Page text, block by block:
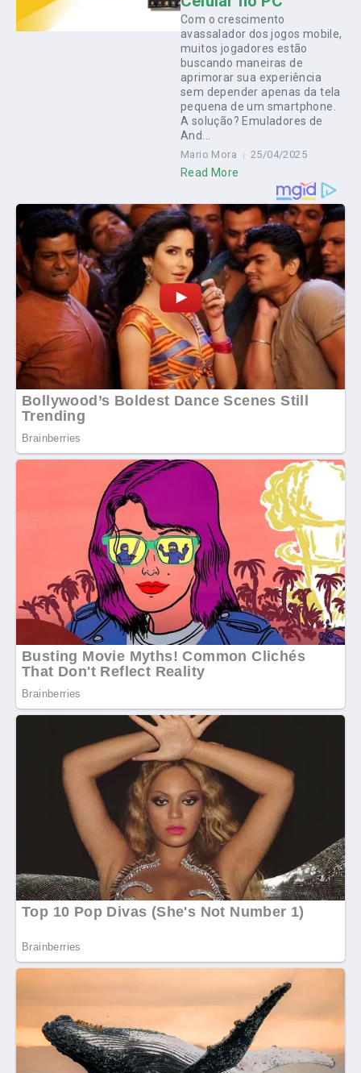
Com o crescimento
avassalador dos jogos mobile,
muitos jogadores estão
buscando maneiras de
aprimorar sua experiência
sem depender apenas da tela
pequena de um smartphone.
A solução? Emuladores de
And...
Mario Mora 25/04/2025
Read More